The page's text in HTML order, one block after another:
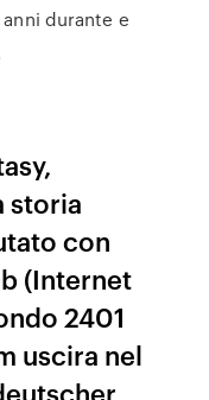
durante e
storia
con
(Internet
2401
uscira nel